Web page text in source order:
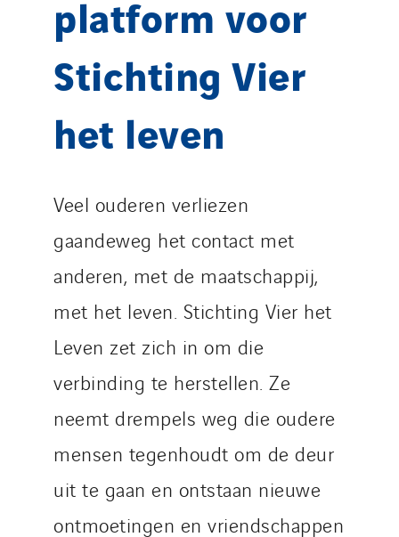
platform voor
Stichting Vier
het leven
Veel ouderen verliezen
gaandeweg het contact met
anderen, met de maatschappij,
met het leven. Stichting Vier het
Leven zet zich in om die
verbinding te herstellen. Ze
neemt drempels weg die oudere
mensen tegenhoudt om de deur
uit te gaan en ontstaan nieuwe
ontmoetingen en vriendschappen